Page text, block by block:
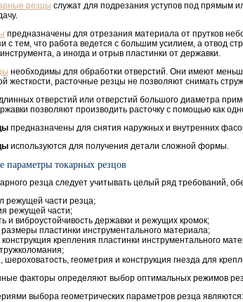
резцы служат для подрезания уступов под прямым
предназначены для отрезания материала от прутков
с тем, что работа ведется с большим усилием, а отвод
а иногда и отрыв пластинки от державки.
необходимы для обработки отверстий. Они имеют
жесткости, расточные резцы не позволяют снимать
отверстий или отверстий большого диаметра
позволяют производить расточку с помощью как
предназначены для снятия наружных и внутренних
используются для получения детали сложной формы.
параметры токарных резцов
резца следует учитывать целый ряд требований,
режущей части резца;
режущей части;
и виброустойчивость державки и режущих кромок;
пластинки инструментального материала;
конструкция крепления пластинки инструментального
шероховатость, геометрия и конструкция гнезда для
факторы определяют выбор оптимальных режимов
выбора геометрических параметров резца являются: